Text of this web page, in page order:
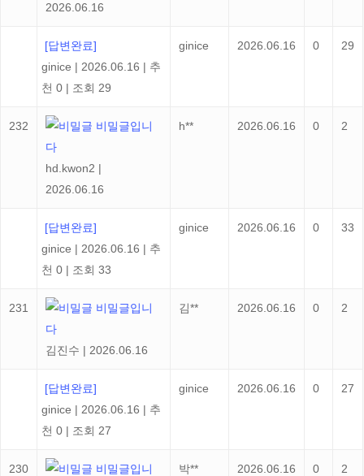
2026.06.16
[답변완료]
ginice | 2026.06.16 | 추
천 0 | 조회 29
ginice 2026.06.16 0 29
232
비밀글입니
다
hd.kwon2 |
2026.06.16
h** 2026.06.16 0 2
[답변완료]
ginice | 2026.06.16 | 추
천 0 | 조회 33
ginice 2026.06.16 0 33
231
비밀글입니
다
김진수 | 2026.06.16
김** 2026.06.16 0 2
[답변완료]
ginice | 2026.06.16 | 추
천 0 | 조회 27
ginice 2026.06.16 0 27
230
비밀글입니
박** 2026.06.16 0 2